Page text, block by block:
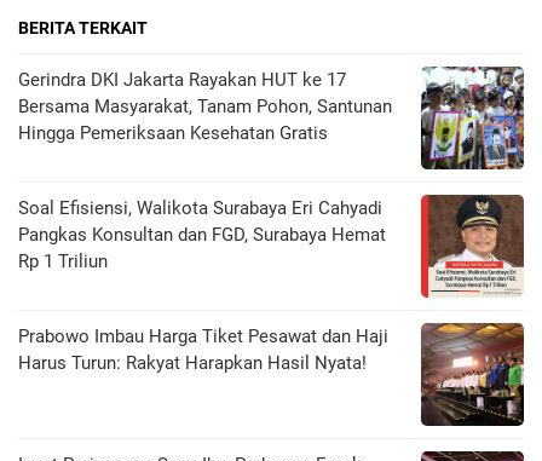
BERITA TERKAIT
Gerindra DKI Jakarta Rayakan HUT ke 17
Bersama Masyarakat, Tanam Pohon, Santunan
Hingga Pemeriksaan Kesehatan Gratis
Soal Efisiensi, Walikota Surabaya Eri Cahyadi
Pangkas Konsultan dan FGD, Surabaya Hemat
Rp 1 Triliun
Prabowo Imbau Harga Tiket Pesawat dan Haji
Harus Turun: Rakyat Harapkan Hasil Nyata!